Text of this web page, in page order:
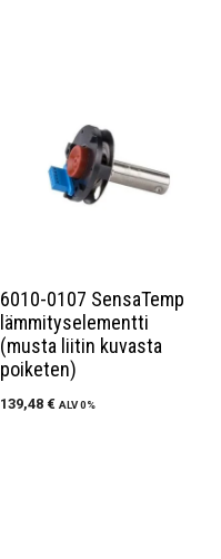
6010-0107 SensaTemp
lämmityselementti
(musta liitin kuvasta
poiketen)
139,48 € ALV 0%